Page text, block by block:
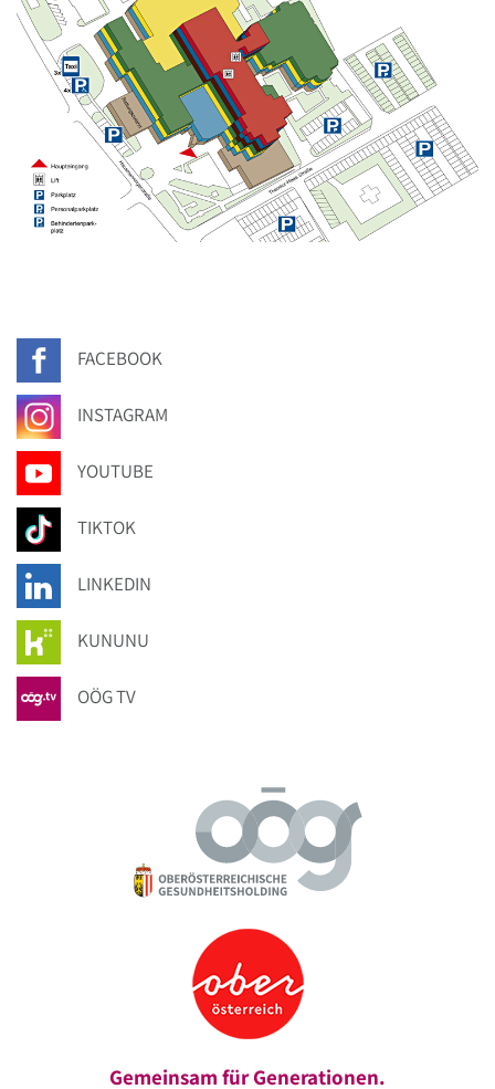
FACEBOOK
INSTAGRAM
YOUTUBE
TIKTOK
LINKEDIN
KUNUNU
OÖG TV
Gemeinsam für Generationen.